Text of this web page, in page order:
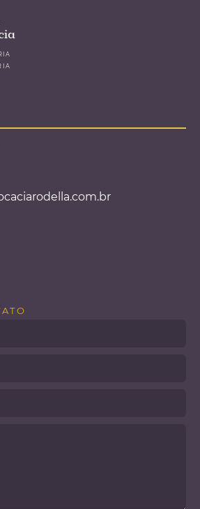
condenada por
Tribunal Regional do Trabalho
de veículos a pagar
R$ 80.000,00 a uma